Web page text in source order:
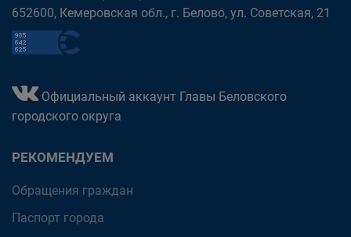
652600, Кемеровская обл., г. Белово, ул. Советская, 21
Официальный аккаунт Главы Беловского
городского округа
РЕКОМЕНДУЕМ
Обращения граждан
Паспорт города